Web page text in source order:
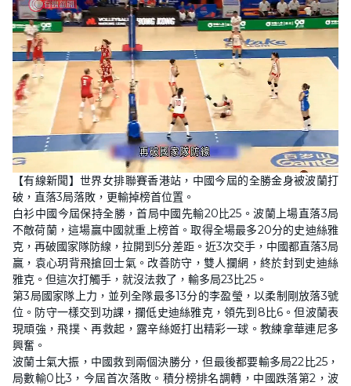
n
m
u
t
e
L
o
a
d
e
d
:
2
3
.
6
8
%
【有線新聞】世界女排聯賽香港站，中國今屆的全勝金身被波蘭打
破，直落3局落敗，更輸掉榜首位置。
白衫中國今屆保持全勝，首局中國先輸20比25。波蘭上場直落3局
不敵荷蘭，這場贏中國就重上榜首。取得全場最多20分的史迪絲雅
克，再破國家隊防線，拉開到5分差距。近3次交手，中國都直落3局
贏，袁心玥背飛搶回士氣。改善防守，雙人攔網，終於封到史迪絲
雅克。但這次打觸手，就沒法救了，輸多局23比25。
第3局國家隊上力，並列全隊最多13分的李盈瑩，以柔制剛放落3號
位。防守一樣交到功課，攔低史迪絲雅克，領先到8比6。但波蘭表
現頑強，飛撲、再救起，露辛絲姬打出精彩一球。教練拿華連尼多
興奮。
波蘭士氣大振，中國救到兩個決勝分，但最後都要輸多局22比25，
局數輸0比3，今屆首次落敗。積分榜排名調轉，中國跌落第2，波